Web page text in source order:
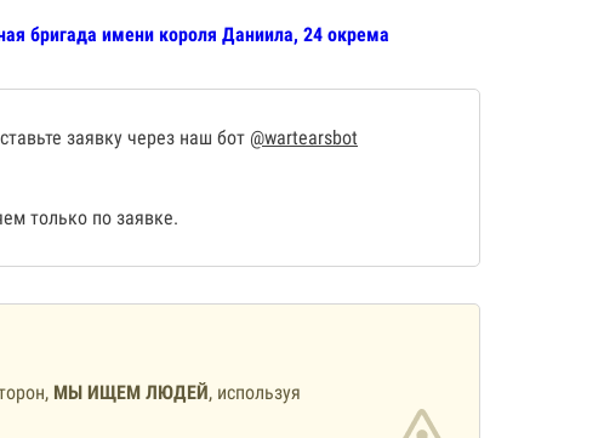
бригада имени короля Даниила, 24 окрема
заявку через наш бот @wartearsbot
только по заявке.
МЫ ИЩЕМ ЛЮДЕЙ, используя